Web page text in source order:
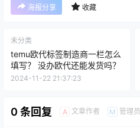
海报分享 收藏
未分类
temu欧代标签制造商一栏怎么
填写？ 没办欧代还能发货吗？
2024-11-22 21:37:23
0 条回复 A 文章作者 M 管理员